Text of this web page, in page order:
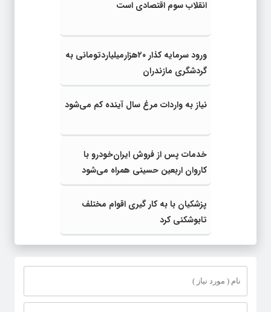
انقلاب سوم اقتصادی است
ورود سرمایه کذار ۲۰هزارمیلیاردتومانی به
گردشگری مازندران
نیاز به واردات مرغ سال آینده کم می‌شود
خدمات پس از فروش ایران‌خودرو با
کاروان اربعین حسینی همراه می‌شود
پزشکیان با به کار گیری اقوام مختلف
تابوشکنی کرد